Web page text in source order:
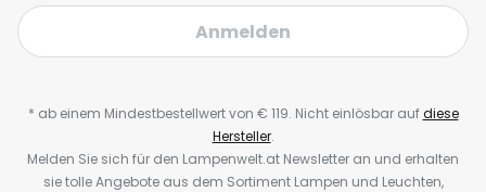
Anmelden
* ab einem Mindestbestellwert von € 119. Nicht einlösbar aufdiese
Hersteller.
Melden Sie sich für den Lampenwelt.at Newsletter an und erhalten
sie tolle Angebote aus dem Sortiment Lampen und Leuchten,